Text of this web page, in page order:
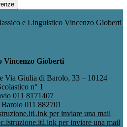
e Linguistico Vincenzo Gioberti
Vincenzo Gioberti
Via Giulia di Barolo, 33 – 10124
n° 1
011 8171407
011 882701
Link per inviare una mail
Link per inviare una mail